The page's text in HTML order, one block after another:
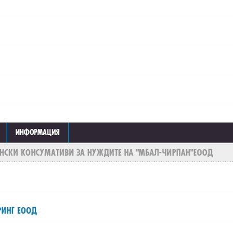
ИНФОРМАЦИЯ
КОНСУМАТИВИ ЗА НУЖДИТЕ НА "МБАЛ-ЧИРПАН"ЕООД
ЕООД